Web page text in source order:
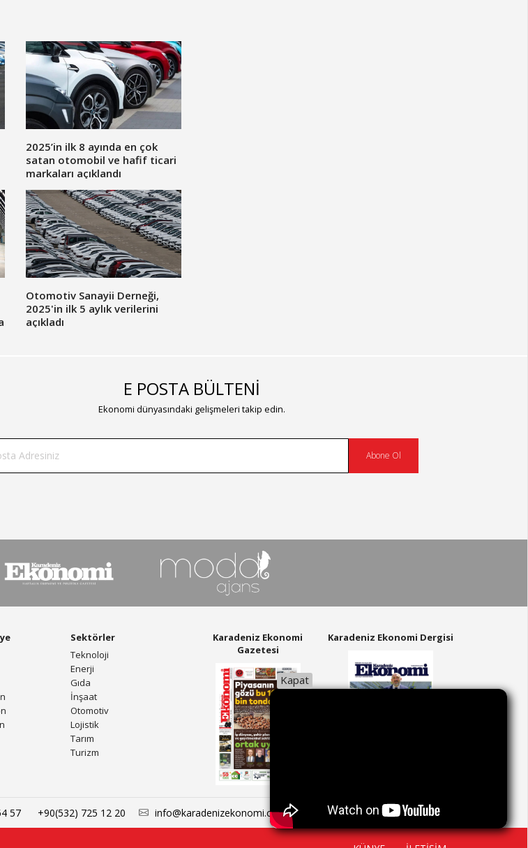
2025’in ilk 8 ayında en çok
satan otomobil ve hafif ticari
markaları açıklandı
Otomotiv Sanayii Derneği,
2025'in ilk 5 aylık verilerini
açıkladı
E POSTA BÜLTENİ
Ekonomi dünyasındaki gelişmeleri takip edin.
Abone Ol
Sektörler
Teknoloji
Enerji
Gıda
İnşaat
Otomotiv
Lojistik
Tarım
Turizm
Karadeniz Ekonomi
Gazetesi
Karadeniz Ekonomi Dergisi
57 +90(532) 725 12 20 info@karadenizekonomi.com
Kapat